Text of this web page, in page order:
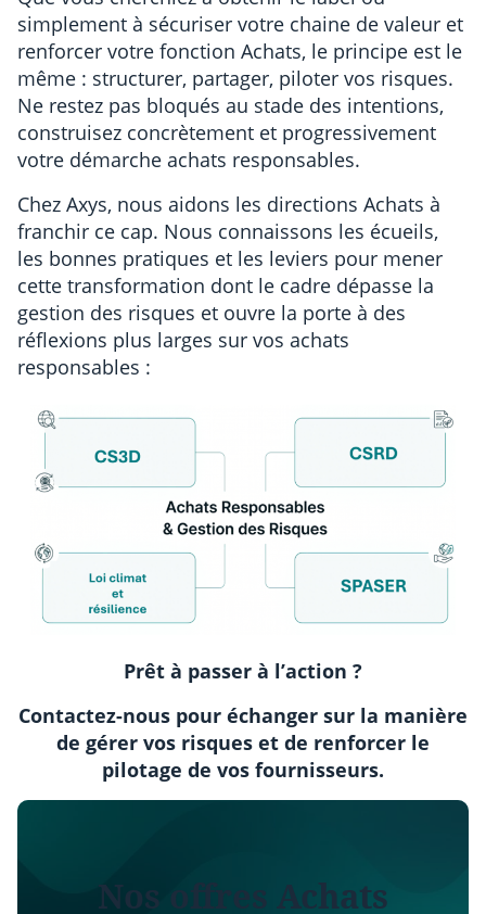
simplement à sécuriser votre chaine de valeur et
renforcer votre fonction Achats, le principe est le
même : structurer, partager, piloter vos risques.
Ne restez pas bloqués au stade des intentions,
construisez concrètement et progressivement
votre démarche achats responsables.
Chez Axys, nous aidons les directions Achats à
franchir ce cap. Nous connaissons les écueils,
les bonnes pratiques et les leviers pour mener
cette transformation dont le cadre dépasse la
gestion des risques et ouvre la porte à des
réflexions plus larges sur vos achats
responsables :
Prêt à passer à l’action ?
Contactez-nous pour échanger sur la manière
de gérer vos risques et de renforcer le
pilotage de vos fournisseurs.
Nos offres Achats